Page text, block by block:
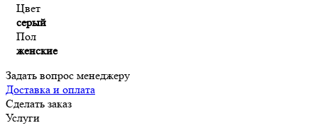
Цвет
серый
Пол
женские
Задать вопрос менеджеру
Доставка и оплата
Сделать заказ
Услуги